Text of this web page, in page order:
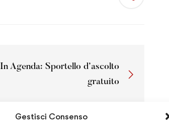
Gestisci Consenso
In Agenda: Sportello d’ascolto
gratuito